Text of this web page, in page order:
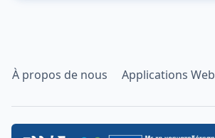
À propos de nous Applications Web